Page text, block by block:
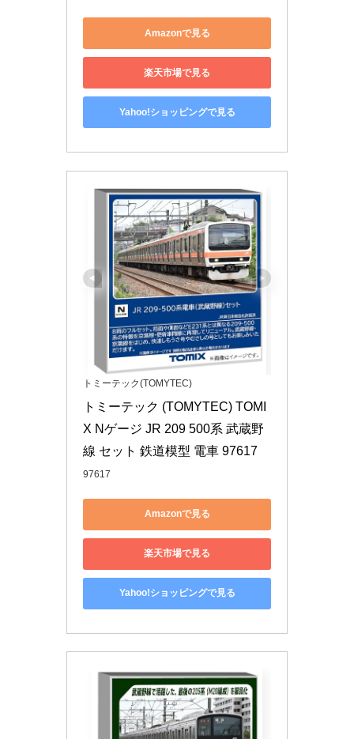
Amazonで見る
楽天市場で見る
Yahoo!ショッピングで見る
トミーテック(TOMYTEC)
トミーテック (TOMYTEC) TOMI
X Nゲージ JR 209 500系 武蔵野
線 セット 鉄道模型 電車 97617
97617
Amazonで見る
楽天市場で見る
Yahoo!ショッピングで見る